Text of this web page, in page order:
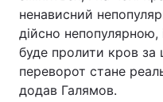
ненависний
дійсно непопулярною,
буде пролити кров
переворот стане
додав Галямов.